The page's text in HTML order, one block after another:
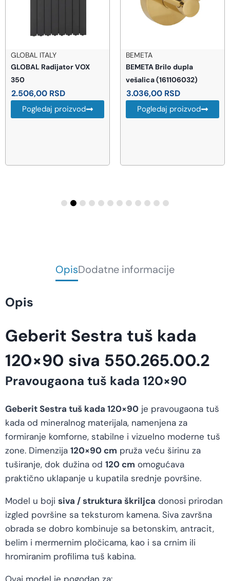
GLOBAL ITALY
GLOBAL Radijator VOX
350
2.506,00 RSD
Pogledaj proizvod
BEMETA
BEMETA Brilo dupla
vešalica (161106032)
3.036,00 RSD
Pogledaj proizvod
OpisDodatne informacije
Opis
Geberit Sestra tuš kada
120×90 siva 550.265.00.2
Pravougaona tuš kada 120×90
Geberit Sestra tuš kada 120×90 je pravougaona tuš
kada od mineralnog materijala, namenjena za
formiranje komforne, stabilne i vizuelno moderne tuš
zone. Dimenzija 120×90 cm pruža veću širinu za
tuširanje, dok dužina od 120 cm omogućava
praktično uklapanje u kupatila srednje površine.
Model u boji siva / struktura škriljca donosi prirodan
izgled površine sa teksturom kamena. Siva završna
obrada se dobro kombinuje sa betonskim, antracit,
belim i mermernim pločicama, kao i sa crnim ili
hromiranim profilima tuš kabina.